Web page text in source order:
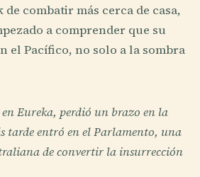
combatir más cerca de casa,
a comprender que su
el Pacífico, no solo a la sombra
Eureka, perdió un brazo en la
tarde entró en el Parlamento, una
de convertir la insurrección